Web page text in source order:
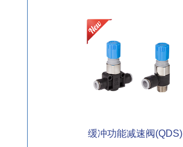
缓冲功能减速阀(QDS)